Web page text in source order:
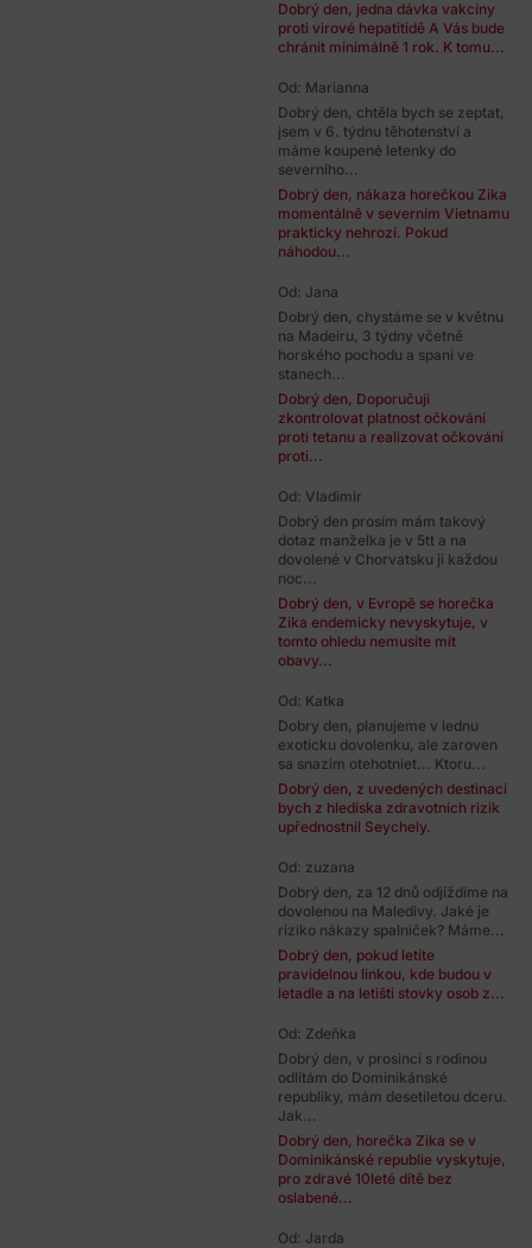
Dobrý den, jedna dávka vakcíny
proti virové hepatitidě A Vás bude
chránit minimálně 1 rok. K tomu...
Od: Marianna
Dobrý den, chtěla bych se zeptat,
jsem v 6. týdnu těhotenství a
máme koupené letenky do
severního...
Dobrý den, nákaza horečkou Zika
momentálně v severním Vietnamu
prakticky nehrozí. Pokud
náhodou...
Od: Jana
Dobrý den, chystáme se v květnu
na Madeiru, 3 týdny včetně
horského pochodu a spaní ve
stanech...
Dobrý den, Doporučuji
zkontrolovat platnost očkování
proti tetanu a realizovat očkování
proti...
Od: Vladimir
Dobrý den prosím mám takový
dotaz manželka je v 5tt a na
dovolené v Chorvatsku ji každou
noc...
Dobrý den, v Evropě se horečka
Zika endemicky nevyskytuje, v
tomto ohledu nemusíte mít
obavy...
Od: Katka
Dobry den, planujeme v lednu
exoticku dovolenku, ale zaroven
sa snazim otehotniet... Ktoru...
Dobrý den, z uvedených destinací
bych z hlediska zdravotních rizik
upřednostnil Seychely.
Od: zuzana
Dobrý den, za 12 dnů odjíždíme na
dovolenou na Maledivy. Jaké je
riziko nákazy spalniček? Máme...
Dobrý den, pokud letíte
pravidelnou linkou, kde budou v
letadle a na letišti stovky osob z...
Od: Zdeňka
Dobrý den, v prosinci s rodinou
odlítám do Dominikánské
republiky, mám desetiletou dceru.
Jak...
Dobrý den, horečka Zika se v
Dominikánské republie vyskytuje,
pro zdravé 10leté dítě bez
oslabené...
Od: Jarda